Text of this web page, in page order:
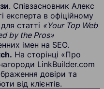
. Співзасновник Алекс
експерта в офіційному
статті «Your Top Web
by the Pros»
імен на SEO.
На сторінці «Про
LinkBuilder.com
довіри та
від клієнтів.